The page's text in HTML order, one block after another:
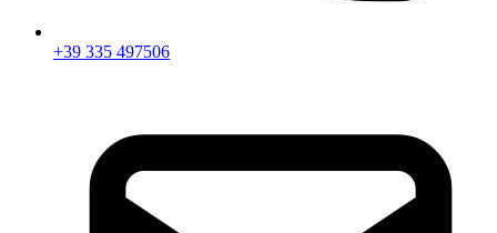
+39 335 497506